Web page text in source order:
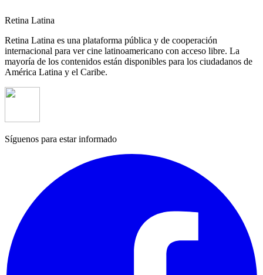
Retina Latina
Retina Latina es una plataforma pública y de cooperación
internacional para ver cine latinoamericano con acceso libre. La
mayoría de los contenidos están disponibles para los ciudadanos de
América Latina y el Caribe.
Síguenos para estar informado